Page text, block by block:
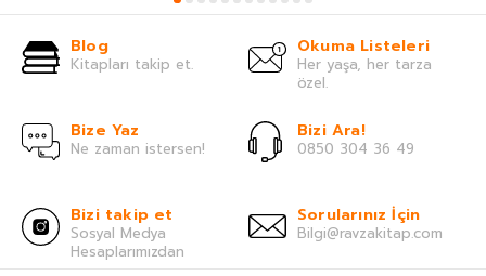
Blog
Kitapları takip et.
Okuma Listeleri
Her yaşa, her tarza
özel.
Bize Yaz
Ne zaman istersen!
Bizi Ara!
0850 304 36 49
Bizi takip et
Sosyal Medya
Hesaplarımızdan
Sorularınız İçin
Bilgi@ravzakitap.com